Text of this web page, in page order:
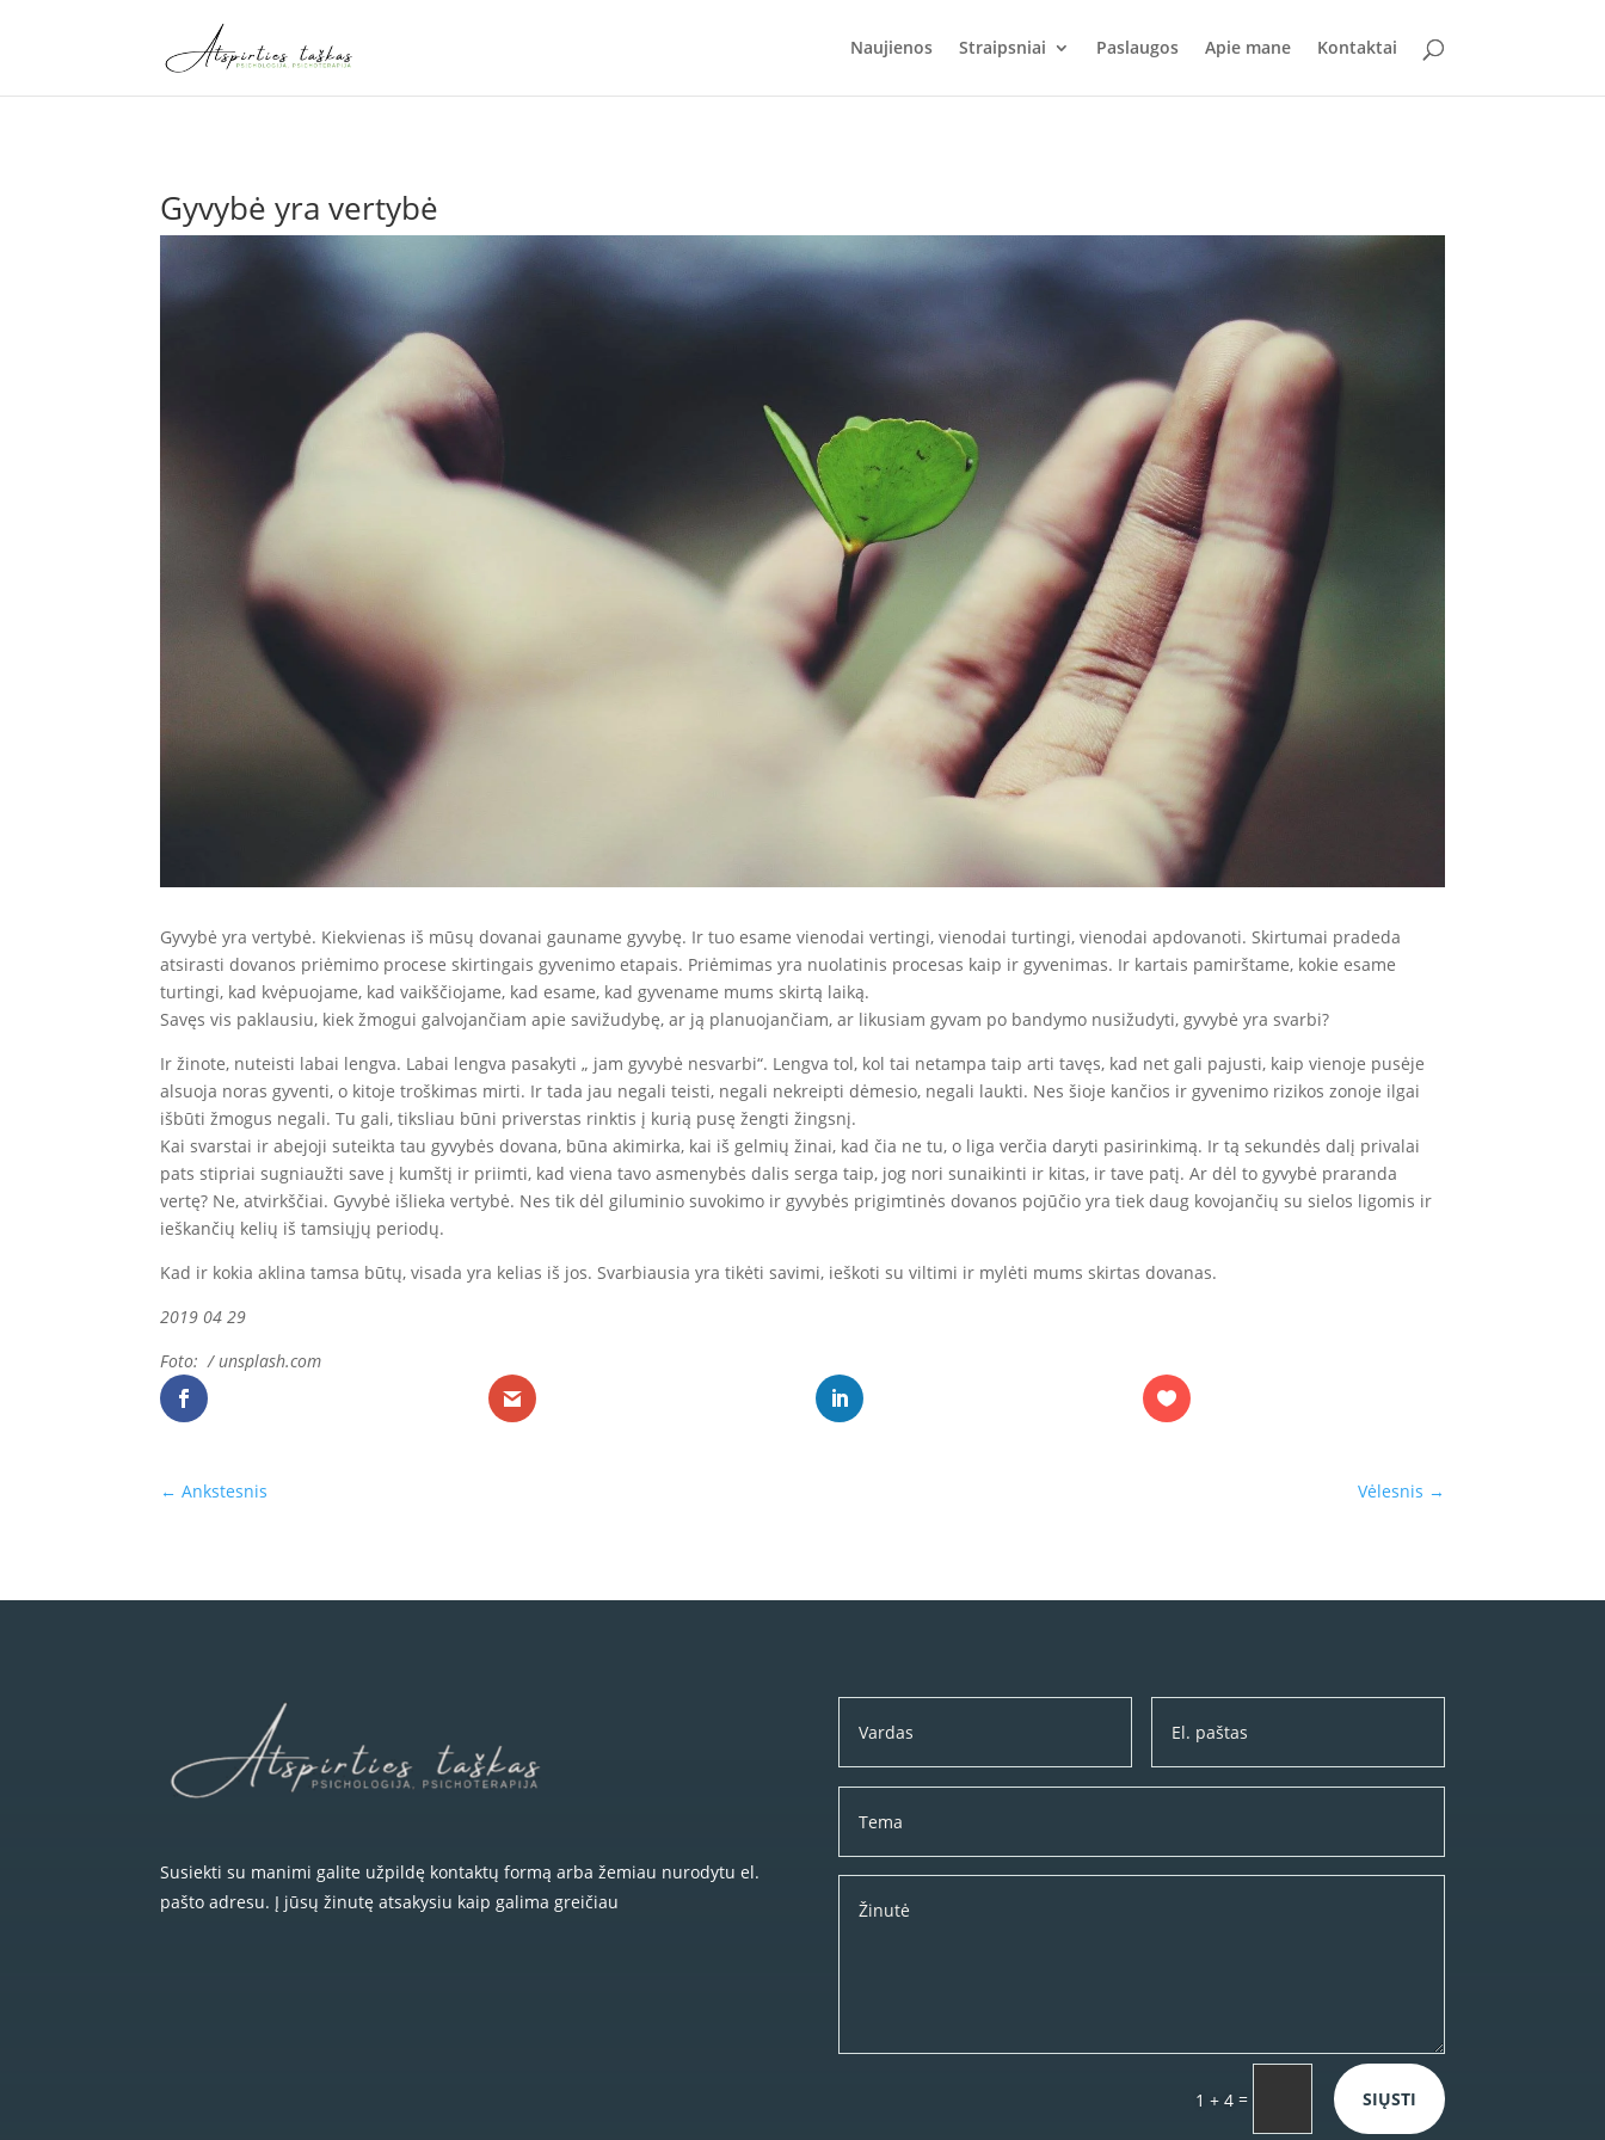
Naujienos Straipsniai Paslaugos Apie mane Kontaktai
Gyvybė yra vertybė
Gyvybė yra vertybė. Kiekvienas iš mūsų dovanai gauname gyvybę. Ir tuo esame vienodai vertingi, vienodai turtingi, vienodai apdovanoti. Skirtumai pradeda
atsirasti dovanos priėmimo procese skirtingais gyvenimo etapais. Priėmimas yra nuolatinis procesas kaip ir gyvenimas. Ir kartais pamirštame, kokie esame
turtingi, kad kvėpuojame, kad vaikščiojame, kad esame, kad gyvename mums skirtą laiką.
Savęs vis paklausiu, kiek žmogui galvojančiam apie savižudybę, ar ją planuojančiam, ar likusiam gyvam po bandymo nusižudyti, gyvybė yra svarbi?
Ir žinote, nuteisti labai lengva. Labai lengva pasakyti „ jam gyvybė nesvarbi“. Lengva tol, kol tai netampa taip arti tavęs, kad net gali pajusti, kaip vienoje pusėje
alsuoja noras gyventi, o kitoje troškimas mirti. Ir tada jau negali teisti, negali nekreipti dėmesio, negali laukti. Nes šioje kančios ir gyvenimo rizikos zonoje ilgai
išbūti žmogus negali. Tu gali, tiksliau būni priverstas rinktis į kurią pusę žengti žingsnį.
Kai svarstai ir abejoji suteikta tau gyvybės dovana, būna akimirka, kai iš gelmių žinai, kad čia ne tu, o liga verčia daryti pasirinkimą. Ir tą sekundės dalį privalai
pats stipriai sugniaužti save į kumštį ir priimti, kad viena tavo asmenybės dalis serga taip, jog nori sunaikinti ir kitas, ir tave patį. Ar dėl to gyvybė praranda
vertę? Ne, atvirkščiai. Gyvybė išlieka vertybė. Nes tik dėl giluminio suvokimo ir gyvybės prigimtinės dovanos pojūčio yra tiek daug kovojančių su sielos ligomis ir
ieškančių kelių iš tamsiųjų periodų.
Kad ir kokia aklina tamsa būtų, visada yra kelias iš jos. Svarbiausia yra tikėti savimi, ieškoti su viltimi ir mylėti mums skirtas dovanas.
2019 04 29
Foto: / unsplash.com
←Ankstesnis Vėlesnis →
Susiekti su manimi galite užpildę kontaktų formą arba žemiau nurodytu el.
pašto adresu. Į jūsų žinutę atsakysiu kaip galima greičiau
1 + 4= SIŲSTI